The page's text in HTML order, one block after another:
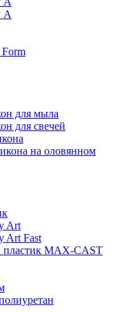
А
для мыла
для свечей
на оловянном
Art
Art Fast
MAX-CAST